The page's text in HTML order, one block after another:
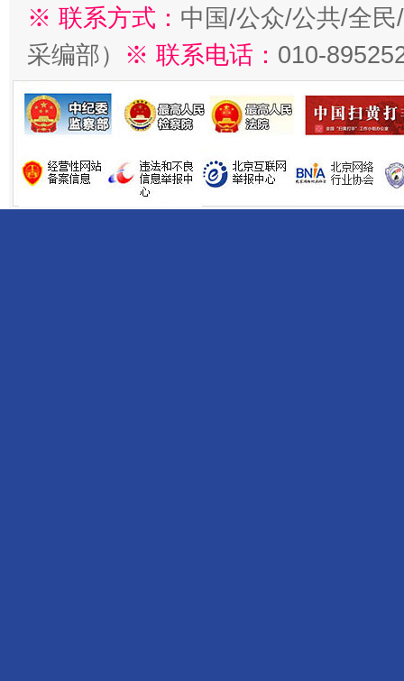
※ 联系方式： 中国/公众/公共/全
采编部） ※ 联系电话： 010-